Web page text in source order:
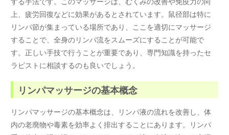
上、疲労回復などに効果があるとされています。鼠径部は特に
リンパ節が集まっている場所であり、ここを適切にマッサージ
することで、全身のリンパ流をスムーズにすることが可能で
す。正しい手技で行うことが重要であり、専門知識を持ったセ
ラピストに相談するのも良いでしょう。
リンパマッサージの基本概念
リンパマッサージの基本概念は、リンパ液の流れを改善し、体
内の老廃物や毒素を効率よく排出することにあります。リンパ